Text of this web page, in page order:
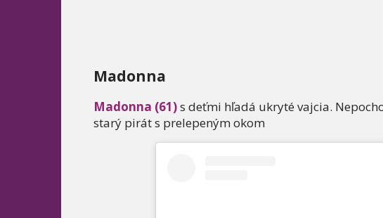
Madonna
Madonna (61)s deťmi hľadá ukryté vajcia.
starý pirát s prelepeným okom